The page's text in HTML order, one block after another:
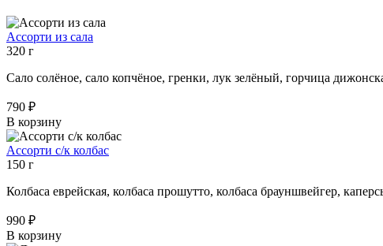
Ассорти из сала
320 г
Сало солёное, сало копчёное, гренки, лук зелёный, горчица
790 ₽
В корзину
Ассорти с/к колбас
150 г
Колбаса еврейская, колбаса прошутто, колбаса брауншвейгер,
990 ₽
В корзину